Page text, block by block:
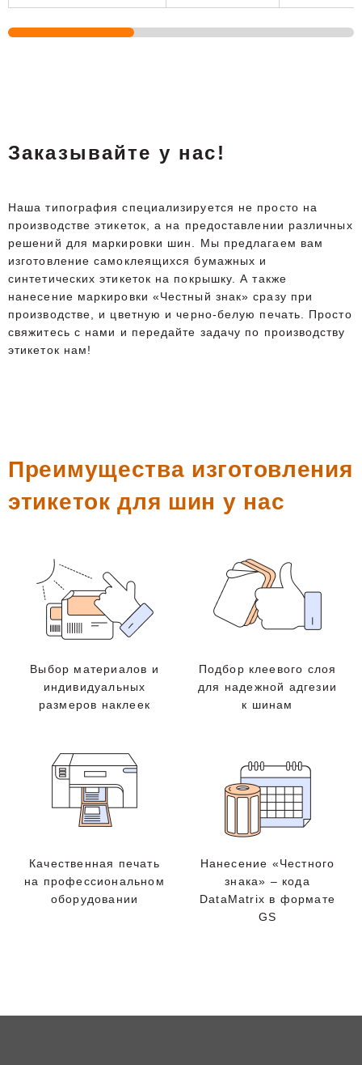
Заказывайте у нас!
Наша типография специализируется не просто на
производстве этикеток, а на предоставлении различных
решений для маркировки шин. Мы предлагаем вам
изготовление самоклеящихся бумажных и
синтетических этикеток на покрышку. А также
нанесение маркировки «Честный знак» сразу при
производстве, и цветную и черно-белую печать. Просто
свяжитесь с нами и передайте задачу по производству
этикеток нам!
Преимущества изготовления
этикеток для шин у нас
Выбор материалов и
индивидуальных
размеров наклеек
Подбор клеевого слоя
для надежной адгезии
к шинам
Качественная печать
на профессиональном
оборудовании
Нанесение «Честного
знака» – кода
DataMatrix в формате
GS